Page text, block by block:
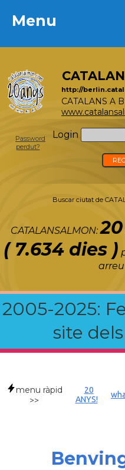
Menu
http://
CATALANS A
Login
Password
perdut?
Buscar ciutat de
CATALANSALMON:20
( 7.634 dies )
2005-2025:
site
Menu
menu ràpid
>>
20
ANYS!